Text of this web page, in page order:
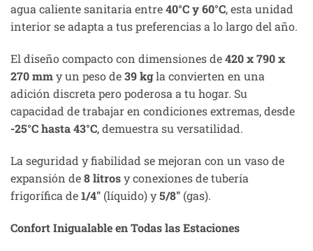
agua caliente sanitaria entre40°C y 60°C, esta unidad
interior se adapta a tus preferencias a lo largo del año.
El diseño compacto con dimensiones de420 x 790 x
270 mmy un peso de39 kgla convierten en una
adición discreta pero poderosa a tu hogar. Su
capacidad de trabajar en condiciones extremas, desde
-25°C hasta 43°C, demuestra su versatilidad.
La seguridad y fiabilidad se mejoran con un vaso de
expansión de8 litrosy conexiones de tubería
frigorífica de1/4″ (líquido) y5/8″ (gas).
Confort Inigualable en Todas las Estaciones